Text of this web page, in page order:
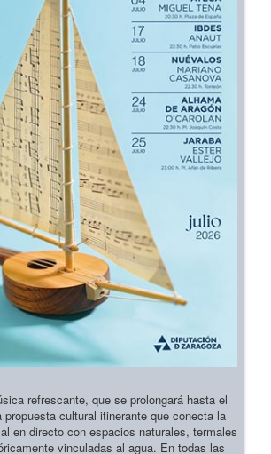
refrescante, que se prolongará hasta el
cultural itinerante que conecta la
en directo con espacios naturales, termales
vinculadas al agua. En todas las